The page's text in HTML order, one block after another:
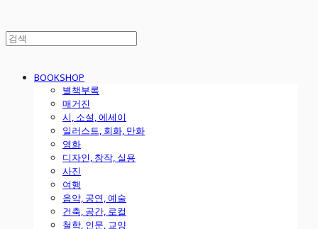
BOOKSHOP
별책부록
매거진
시, 소설, 에세이
일러스트, 회화, 만화
영화
디자인, 창작, 실용
사진
여행
음악, 공연, 예술
건축, 공간, 로컬
철학, 인문, 교양